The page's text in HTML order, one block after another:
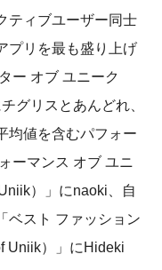
ティブユーザー同士
プリを最も盛り上げ
ー オブ ユニーク
グリスとあんどれ、
均値を含むパフォー
ーマンス オブ ユニ
）」にnaoki、自
ベスト ファッション
Uniik）」にHideki